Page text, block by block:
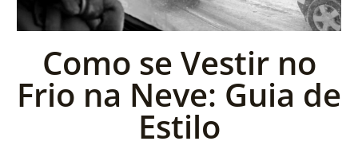
Como se Vestir no
Frio na Neve: Guia de
Estilo